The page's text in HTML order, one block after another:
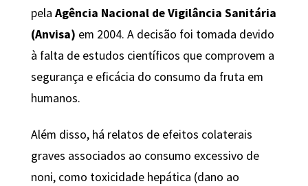
pela Agência Nacional de Vigilância Sanitária
(Anvisa) em 2004. A decisão foi tomada devido
à falta de estudos científicos que comprovem a
segurança e eficácia do consumo da fruta em
humanos.
Além disso, há relatos de efeitos colaterais
graves associados ao consumo excessivo de
noni, como toxicidade hepática (dano ao